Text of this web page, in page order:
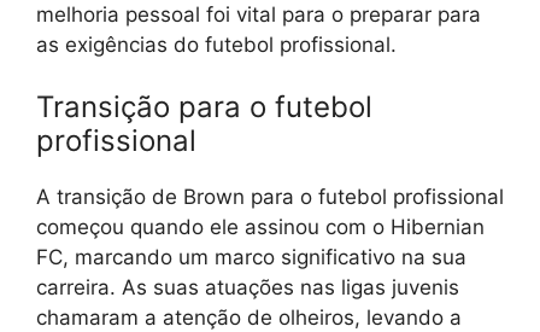
melhoria pessoal foi vital para o preparar para
as exigências do futebol profissional.
Transição para o futebol
profissional
A transição de Brown para o futebol profissional
começou quando ele assinou com o Hibernian
FC, marcando um marco significativo na sua
carreira. As suas atuações nas ligas juvenis
chamaram a atenção de olheiros, levando a